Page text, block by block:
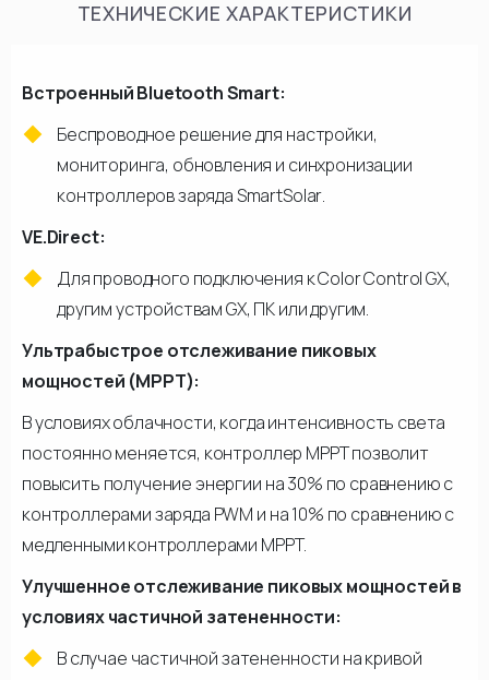
ТЕХНИЧЕСКИЕ ХАРАКТЕРИСТИКИ
Встроенный Bluetooth Smart:
Беспроводное решение для настройки,
мониторинга, обновления и синхронизации
контроллеров заряда SmartSolar.
VE.Direct:
Для проводного подключения к Color Control GX,
другим устройствам GX, ПК или другим.
Ультрабыстрое отслеживание пиковых
мощностей (MPPT):
В условиях облачности, когда интенсивность света
постоянно меняется, контроллер МРРТ позволит
повысить получение энергии на 30% по сравнению с
контроллерами заряда PWM и на 10% по сравнению с
медленными контроллерами МРРТ.
Улучшенное отслеживание пиковых мощностей в
условиях частичной затененности:
В случае частичной затененности на кривой